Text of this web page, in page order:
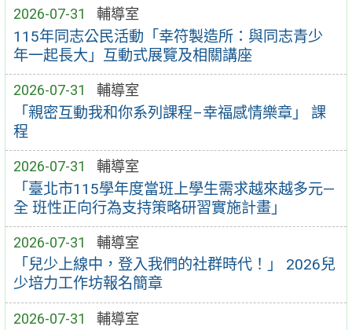
2026-07-31 輔導室
115年同志公民活動「幸符製造所：與同志青少
年一起長大」互動式展覽及相關講座
2026-07-31 輔導室
「親密互動我和你系列課程–幸福感情樂章」 課
程
2026-07-31 輔導室
「臺北市115學年度當班上學生需求越來越多元—
全 班性正向行為支持策略研習實施計畫」
2026-07-31 輔導室
「兒少上線中，登入我們的社群時代！」 2026兒
少培力工作坊報名簡章
2026-07-31 輔導室